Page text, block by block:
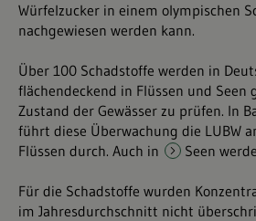
Würfelzucker in einem olympischen
nachgewiesen werden kann.
Über 100 Schadstoffe werden in
flächendeckend in Flüssen und Seen
Zustand der Gewässer zu prüfen. In
führt diese Überwachung die LUBW
Flüssen durch. Auch in
Seen
Für die Schadstoffe wurden
im Jahresdurchschnitt nicht